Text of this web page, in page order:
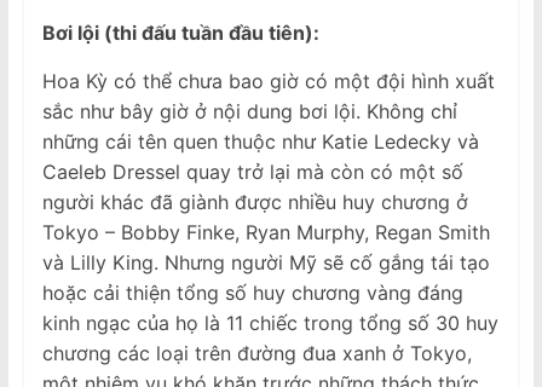
Bơi lội (thi đấu tuần đầu tiên):
Hoa Kỳ có thể chưa bao giờ có một đội hình xuất
sắc như bây giờ ở nội dung bơi lội. Không chỉ
những cái tên quen thuộc như Katie Ledecky và
Caeleb Dressel quay trở lại mà còn có một số
người khác đã giành được nhiều huy chương ở
Tokyo – Bobby Finke, Ryan Murphy, Regan Smith
và Lilly King. Nhưng người Mỹ sẽ cố gắng tái tạo
hoặc cải thiện tổng số huy chương vàng đáng
kinh ngạc của họ là 11 chiếc trong tổng số 30 huy
chương các loại trên đường đua xanh ở Tokyo,